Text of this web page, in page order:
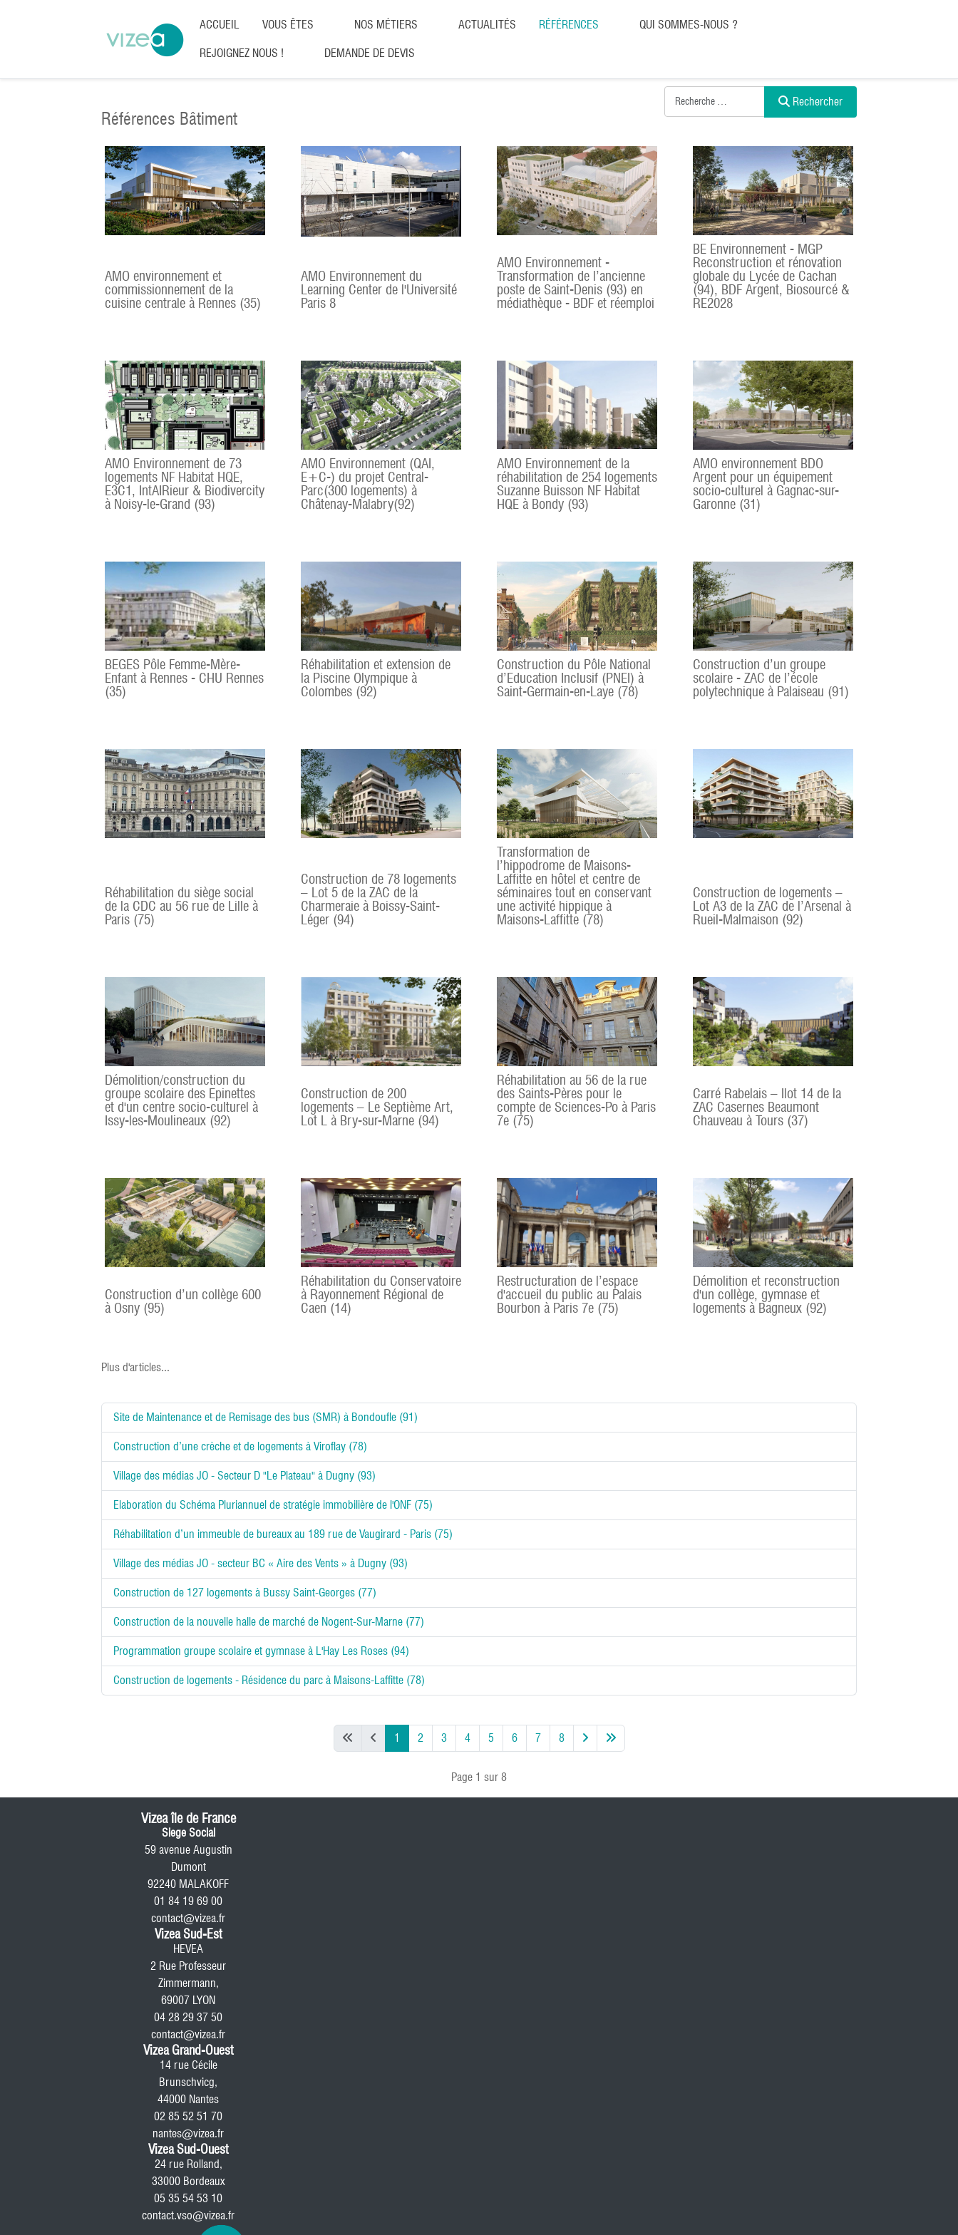
ACCUEIL VOUS ÊTES NOS MÉTIERS ACTUALITÉS RÉFÉRENCES QUI SOMMES-NOUS ?
REJOIGNEZ NOUS ! DEMANDE DE DEVIS
Rechercher
Références Bâtiment
AMO environnement et
commissionnement de la
cuisine centrale à Rennes (35)
AMO Environnement du
Learning Center de l'Université
Paris 8
AMO Environnement -
Transformation de l’ancienne
poste de Saint-Denis (93) en
médiathèque - BDF et réemploi
BE Environnement - MGP
Reconstruction et rénovation
globale du Lycée de Cachan
(94), BDF Argent, Biosourcé &
RE2028
AMO Environnement de 73
logements NF Habitat HQE,
E3C1, IntAIRieur & Biodivercity
à Noisy-le-Grand (93)
AMO Environnement (QAI,
E+C-) du projet Central-
Parc(300 logements) à
Châtenay-Malabry(92)
AMO Environnement de la
réhabilitation de 254 logements
Suzanne Buisson NF Habitat
HQE à Bondy (93)
AMO environnement BDO
Argent pour un équipement
socio-culturel à Gagnac-sur-
Garonne (31)
BEGES Pôle Femme-Mère-
Enfant à Rennes - CHU Rennes
(35)
Réhabilitation et extension de
la Piscine Olympique à
Colombes (92)
Construction du Pôle National
d’Education Inclusif (PNEI) à
Saint-Germain-en-Laye (78)
Construction d’un groupe
scolaire - ZAC de l’école
polytechnique à Palaiseau (91)
Réhabilitation du siège social
de la CDC au 56 rue de Lille à
Paris (75)
Construction de 78 logements
– Lot 5 de la ZAC de la
Charmeraie à Boissy-Saint-
Léger (94)
Transformation de
l’hippodrome de Maisons-
Laffitte en hôtel et centre de
séminaires tout en conservant
une activité hippique à
Maisons-Laffitte (78)
Construction de logements –
Lot A3 de la ZAC de l’Arsenal à
Rueil-Malmaison (92)
Démolition/construction du
groupe scolaire des Epinettes
et d'un centre socio-culturel à
Issy-les-Moulineaux (92)
Construction de 200
logements – Le Septième Art,
Lot L à Bry-sur-Marne (94)
Réhabilitation au 56 de la rue
des Saints-Pères pour le
compte de Sciences-Po à Paris
7e (75)
Carré Rabelais – Ilot 14 de la
ZAC Casernes Beaumont
Chauveau à Tours (37)
Construction d’un collège 600
à Osny (95)
Réhabilitation du Conservatoire
à Rayonnement Régional de
Caen (14)
Restructuration de l’espace
d'accueil du public au Palais
Bourbon à Paris 7e (75)
Démolition et reconstruction
d'un collège, gymnase et
logements à Bagneux (92)
Plus d'articles...
Site de Maintenance et de Remisage des bus (SMR) à Bondoufle (91)
Construction d’une crèche et de logements à Viroflay (78)
Village des médias JO - Secteur D "Le Plateau" à Dugny (93)
Elaboration du Schéma Pluriannuel de stratégie immobilière de l'ONF (75)
Réhabilitation d’un immeuble de bureaux au 189 rue de Vaugirard - Paris (75)
Village des médias JO - secteur BC « Aire des Vents » à Dugny (93)
Construction de 127 logements à Bussy Saint-Georges (77)
Construction de la nouvelle halle de marché de Nogent-Sur-Marne (77)
Programmation groupe scolaire et gymnase à L'Hay Les Roses (94)
Construction de logements - Résidence du parc à Maisons-Laffitte (78)
1 2 3 4 5 6 7 8
Page 1 sur 8
Vizea île de France
Siege Social
59 avenue Augustin
Dumont
92240 MALAKOFF
01 84 19 69 00
contact@vizea.fr
Vizea Sud-Est
HEVEA
2 Rue Professeur
Zimmermann,
69007 LYON
04 28 29 37 50
contact@vizea.fr
Vizea Grand-Ouest
14 rue Cécile
Brunschvicg,
44000 Nantes
02 85 52 51 70
nantes@vizea.fr
Vizea Sud-Ouest
24 rue Rolland,
33000 Bordeaux
05 35 54 53 10
contact.vso@vizea.fr